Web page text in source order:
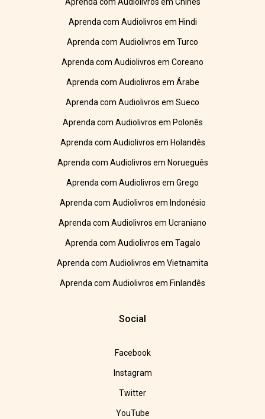
Aprenda com Audiolivros em Hindi
Aprenda com Audiolivros em Turco
Aprenda com Audiolivros em Coreano
Aprenda com Audiolivros em Árabe
Aprenda com Audiolivros em Sueco
Aprenda com Audiolivros em Polonês
Aprenda com Audiolivros em Holandês
Aprenda com Audiolivros em Norueguês
Aprenda com Audiolivros em Grego
Aprenda com Audiolivros em Indonésio
Aprenda com Audiolivros em Ucraniano
Aprenda com Audiolivros em Tagalo
Aprenda com Audiolivros em Vietnamita
Aprenda com Audiolivros em Finlandês
Social
Facebook
Instagram
Twitter
YouTube